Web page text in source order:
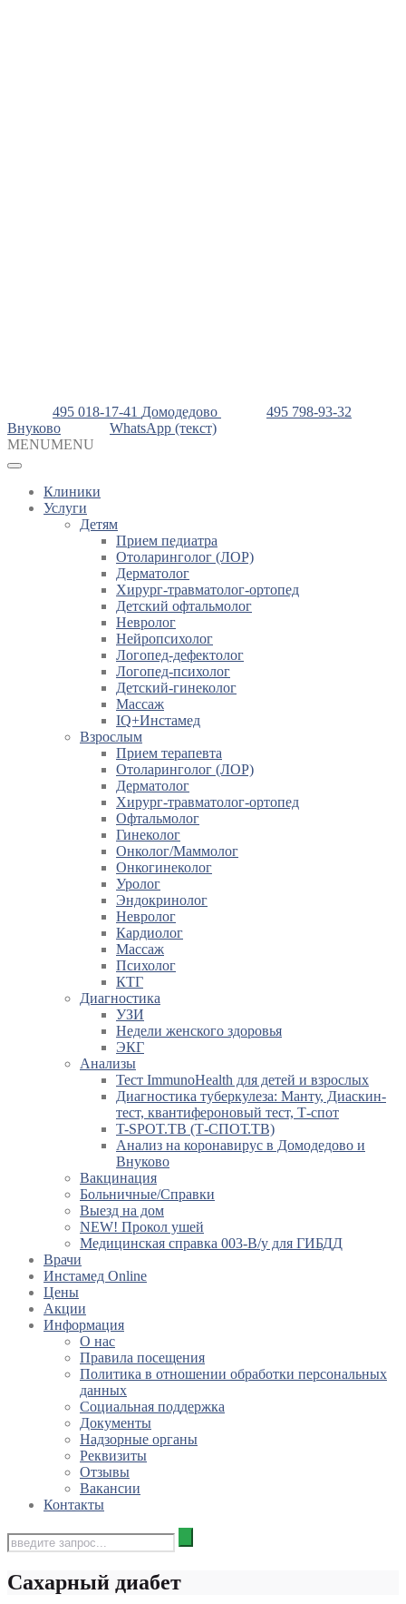
495 018-17-41 Домодедово
495 798-93-32
Внуково
WhatsApp (текст)
MENUMENU
Клиники
Услуги
Детям
Прием педиатра
Отоларинголог (ЛОР)
Дерматолог
Хирург-травматолог-ортопед
Детский офтальмолог
Невролог
Нейропсихолог
Логопед-дефектолог
Логопед-психолог
Детский-гинеколог
Массаж
IQ+Инстамед
Взрослым
Прием терапевта
Отоларинголог (ЛОР)
Дерматолог
Хирург-травматолог-ортопед
Офтальмолог
Гинеколог
Онколог/Маммолог
Онкогинеколог
Уролог
Эндокринолог
Невролог
Кардиолог
Массаж
Психолог
КТГ
Диагностика
УЗИ
Недели женского здоровья
ЭКГ
Анализы
Тест ImmunoHealth для детей и взрослых
Диагностика туберкулеза: Манту, Диаскин-
тест, квантифероновый тест, Т-спот
T-SPOT.TB (Т-СПОТ.ТВ)
Анализ на коронавирус в Домодедово и
Внуково
Вакцинация
Больничные/Справки
Выезд на дом
NEW! Прокол ушей
Медицинская справка 003-В/у для ГИБДД
Врачи
Инстамед Online
Цены
Акции
Информация
О нас
Правила посещения
Политика в отношении обработки персональных
данных
Социальная поддержка
Документы
Надзорные органы
Реквизиты
Отзывы
Вакансии
Контакты
Сахарный диабет